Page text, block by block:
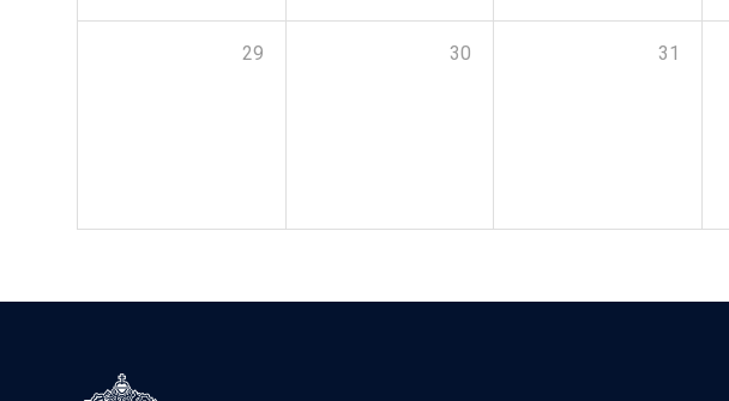
29 30 31